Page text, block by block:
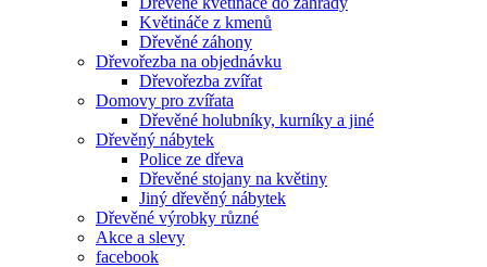
Květináče z kmenů
Dřevěné záhony
Dřevořezba na objednávku
Dřevořezba zvířat
Domovy pro zvířata
Dřevěné holubníky, kurníky a jiné
Dřevěný nábytek
Police ze dřeva
Dřevěné stojany na květiny
Jiný dřevěný nábytek
Dřevěné výrobky různé
Akce a slevy
facebook